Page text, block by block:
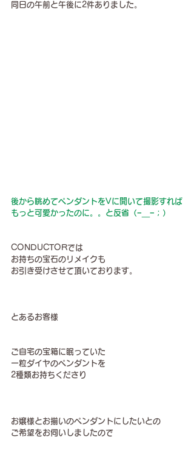
同日の午前と午後に2件ありました。
後から眺めてペンダントをVに開いて撮影すれば
もっと可愛かったのに。。と反省（−＿−；）
CONDUCTORでは
お持ちの宝石のリメイクも
お引き受けさせて頂いております。
とあるお客様
ご自宅の宝箱に眠っていた
一粒ダイヤのペンダントを
2種類お持ちくださり
お嬢様とお揃いのペンダントにしたいとの
ご希望をお伺いしましたので